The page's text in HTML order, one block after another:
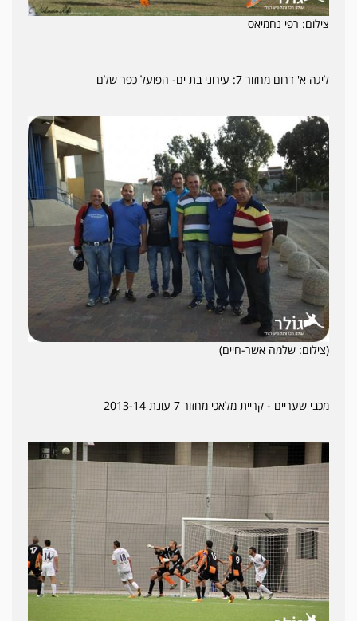
צילום: רפי נחמיאס
ליגה א' דרום מחזור 7: עירוני בת ים- הפועל כפר שלם
(צילום: שלמה אשר-חיים)
מכבי שעריים - קריית מלאכי מחזור 7 עונת 2013-14